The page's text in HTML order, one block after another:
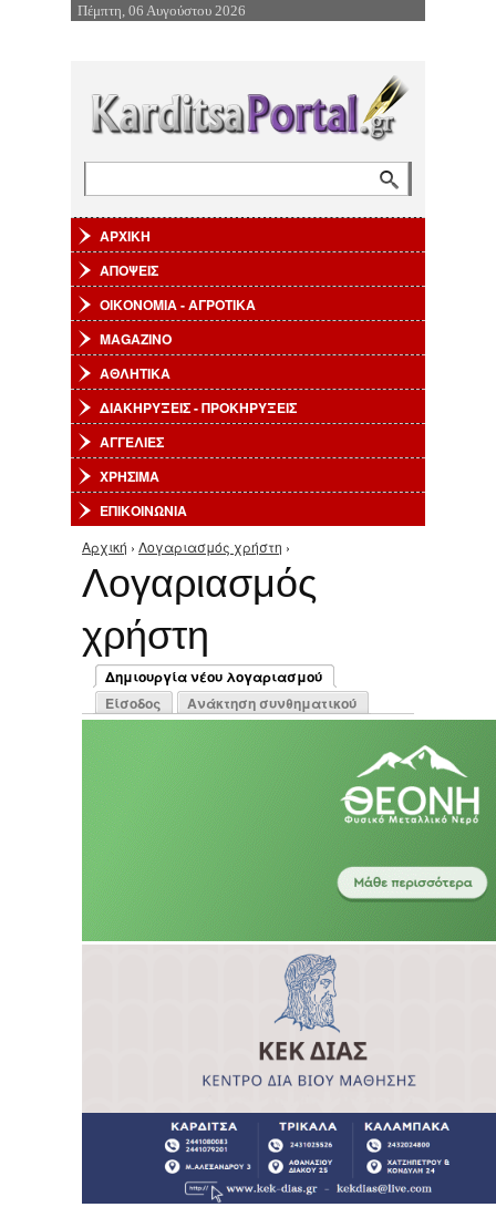
Επιστροφή στην Πλοήγηση
Πέμπτη, 06 Αυγούστου 2026
ΑΡΧΙΚΗ
ΑΠΟΨΕΙΣ
ΟΙΚΟΝΟΜΙΑ - ΑΓΡΟΤΙΚΑ
MAGAZINO
ΑΘΛΗΤΙΚΑ
ΔΙΑΚΗΡΥΞΕΙΣ - ΠΡΟΚΗΡΥΞΕΙΣ
ΑΓΓΕΛΙΕΣ
ΧΡΗΣΙΜΑ
ΕΠΙΚΟΙΝΩΝΙΑ
Είστε εδώ
Αρχική › Λογαριασμός χρήστη ›
Λογαριασμός
χρήστη
Πρωτεύουσες καρτέλες
Δημιουργία νέου λογαριασμού
(ενεργή καρτέλα)
Είσοδος Ανάκτηση συνθηματικού